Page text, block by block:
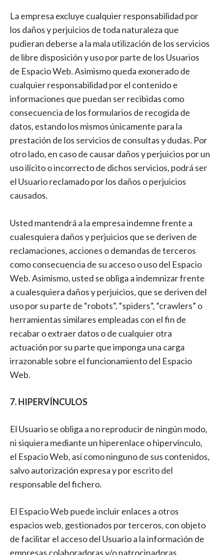
La empresa excluye cualquier responsabilidad por
los daños y perjuicios de toda naturaleza que
pudieran deberse a la mala utilización de los servicios
de libre disposición y uso por parte de los Usuarios
de Espacio Web. Asimismo queda exonerado de
cualquier responsabilidad por el contenido e
informaciones que puedan ser recibidas como
consecuencia de los formularios de recogida de
datos, estando los mismos únicamente para la
prestación de los servicios de consultas y dudas. Por
otro lado, en caso de causar daños y perjuicios por un
uso ilícito o incorrecto de dichos servicios, podrá ser
el Usuario reclamado por los daños o perjuicios
causados.
Usted mantendrá a la empresa indemne frente a
cualesquiera daños y perjuicios que se deriven de
reclamaciones, acciones o demandas de terceros
como consecuencia de su acceso o uso del Espacio
Web. Asimismo, usted se obliga a indemnizar frente
a cualesquiera daños y perjuicios, que se deriven del
uso por su parte de “robots”, “spiders”, “crawlers” o
herramientas similares empleadas con el fin de
recabar o extraer datos o de cualquier otra
actuación por su parte que imponga una carga
irrazonable sobre el funcionamiento del Espacio
Web.
7. HIPERVÍNCULOS
El Usuario se obliga a no reproducir de ningún modo,
ni siquiera mediante un hiperenlace o hipervínculo,
el Espacio Web, así como ninguno de sus contenidos,
salvo autorización expresa y por escrito del
responsable del fichero.
El Espacio Web puede incluir enlaces a otros
espacios web, gestionados por terceros, con objeto
de facilitar el acceso del Usuario a la información de
empresas colaboradoras y/o patrocinadoras.